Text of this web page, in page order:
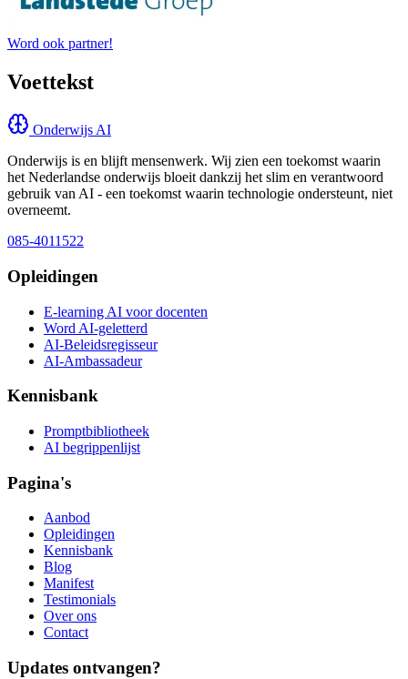
Word ook partner!
Voettekst
Onderwijs AI
Onderwijs is en blijft mensenwerk. Wij zien een toekomst waarin
het Nederlandse onderwijs bloeit dankzij het slim en verantwoord
gebruik van AI - een toekomst waarin technologie ondersteunt, niet
overneemt.
085-4011522
Opleidingen
E-learning AI voor docenten
Word AI-geletterd
AI-Beleidsregisseur
AI-Ambassadeur
Kennisbank
Promptbibliotheek
AI begrippenlijst
Pagina's
Aanbod
Opleidingen
Kennisbank
Blog
Manifest
Testimonials
Over ons
Contact
Updates ontvangen?